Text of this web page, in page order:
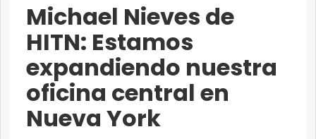
Michael Nieves de
HITN: Estamos
expandiendo nuestra
oficina central en
Nueva York